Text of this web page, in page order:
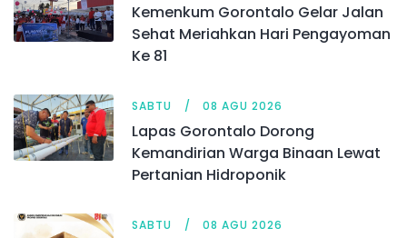
Kemenkum Gorontalo Gelar Jalan
Sehat Meriahkan Hari Pengayoman
Ke 81
SABTU 08 AGU 2026
Lapas Gorontalo Dorong
Kemandirian Warga Binaan Lewat
Pertanian Hidroponik
SABTU 08 AGU 2026